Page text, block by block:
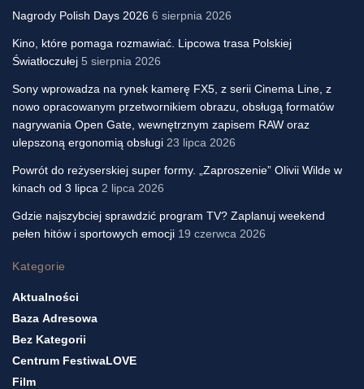
Nagrody Polish Days 2026 6 sierpnia 2026
Kino, które pomaga rozmawiać. Lipcowa trasa Polskiej
Światłoczułej 5 sierpnia 2026
Sony wprowadza na rynek kamerę FX5, z serii Cinema Line, z
nowo opracowanym przetwornikiem obrazu, obsługą formatów
nagrywania Open Gate, wewnętrznym zapisem RAW oraz
ulepszoną ergonomią obsługi 23 lipca 2026
Powrót do reżyserskiej super formy. „Zaproszenie” Olivii Wilde w
kinach od 3 lipca 2 lipca 2026
Gdzie najszybciej sprawdzić program TV? Zaplanuj weekend
pełen hitów i sportowych emocji 19 czerwca 2026
Kategorie
Aktualności
Baza Adresowa
Bez Kategorii
Centrum FestiwaLOVE
Film